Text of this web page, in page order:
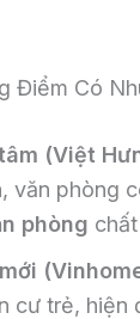
Điểm Có
(Việt
văn phòng
phòng
cư trẻ, hiện